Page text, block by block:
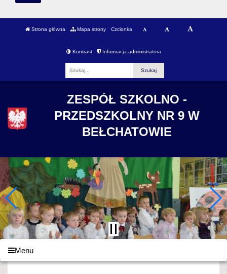
Strona główna Mapa strony Czcionka
Kontrast Informacja administratora
ZESPÓŁ SZKOLNO -
PRZEDSZKOLNY NR 9 W
BEŁCHATOWIE
Menu